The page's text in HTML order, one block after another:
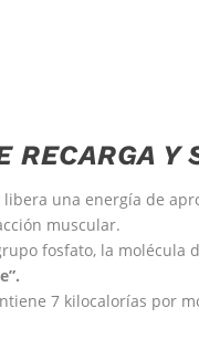
RECARGA Y
libera una energía de
muscular.
fosfato, la molécula
7 kilocalorías por